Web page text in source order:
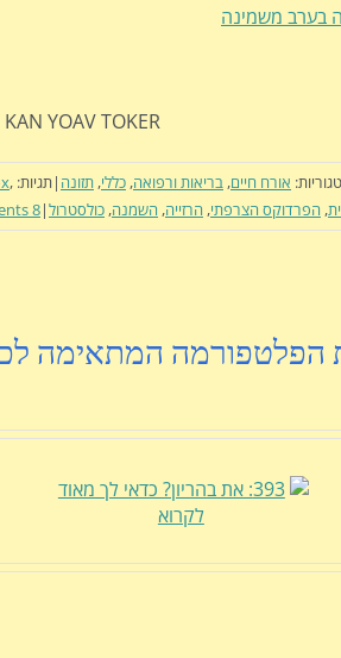
בערב משמינה
KAN YOAV TOKER
אורח חיים, בריאות ורפואה, כללי, תזונה |תגיות: ,
, הפרדוקס הצרפתי, הרזייה, השמנה, כולסטרול|
8 Comments
הפלטפורמה המתאימה